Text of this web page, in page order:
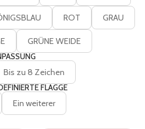
ROT GRAU
GRÜNE WEIDE
Bis zu 8 Zeichen
FLAGGE
Ein weiterer